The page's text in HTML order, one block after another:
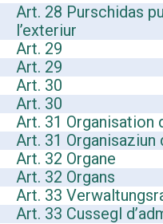
Art. 28 Purschidas
l’exteriur
Art. 29
Art. 29
Art. 30
Art. 30
Art. 31 Organisation
Art. 31 Organisaziun
Art. 32 Organe
Art. 32 Organs
Art. 33
Art. 33 Cussegl